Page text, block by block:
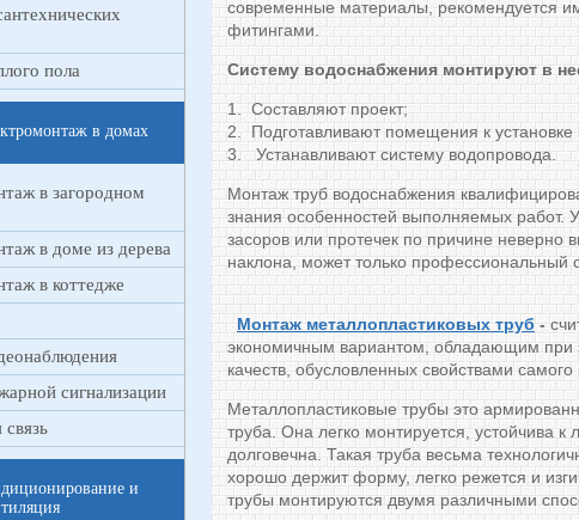
современные материалы, рекомендуется
фитингами.
Систему водоснабжения монтируют в
1. Составляют проект;
2. Подготавливают помещения к
3. Устанавливают систему водопровода.
Монтаж труб водоснабжения
знания особенностей выполняемых работ.
засоров или протечек по причине
наклона, может только профессиональный
Монтаж металлопластиковых труб -
экономичным вариантом, обладающим при
качеств, обусловленных свойствами
Металлопластиковые трубы это
труба. Она легко монтируется, устойчива
долговечна. Такая труба весьма
хорошо держит форму, легко режется и
трубы монтируются двумя различными
пола
в домах
в загородном
в доме из дерева
в коттедже
сигнализации
и